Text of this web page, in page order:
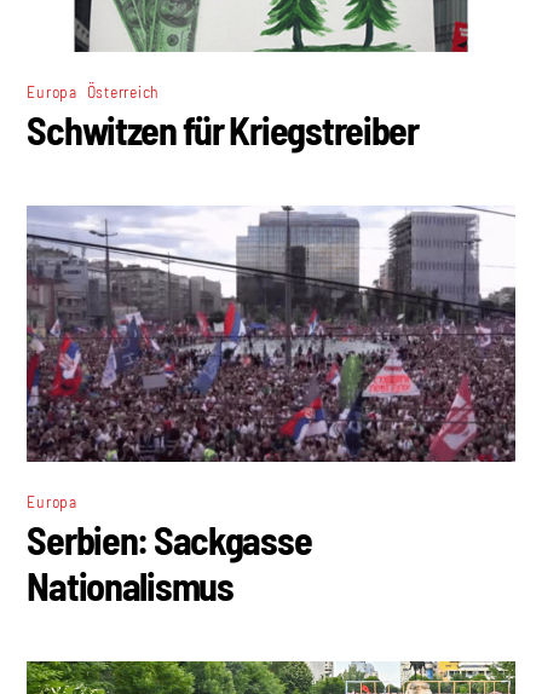
Europa Österreich
Schwitzen für Kriegstreiber
Europa
Serbien: Sackgasse
Nationalismus